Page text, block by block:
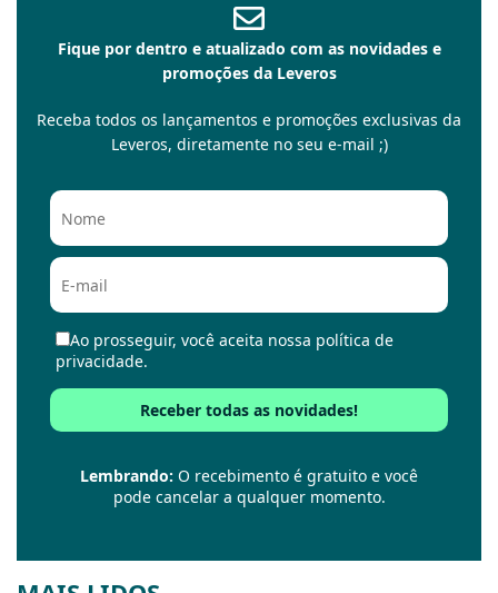
Fique por dentro e atualizado com as novidades e
promoções da Leveros
Receba todos os lançamentos e promoções exclusivas da
Leveros, diretamente no seu e-mail ;)
Ao prosseguir, você aceita nossa política de
privacidade.
Lembrando: O recebimento é gratuito e você
pode cancelar a qualquer momento.